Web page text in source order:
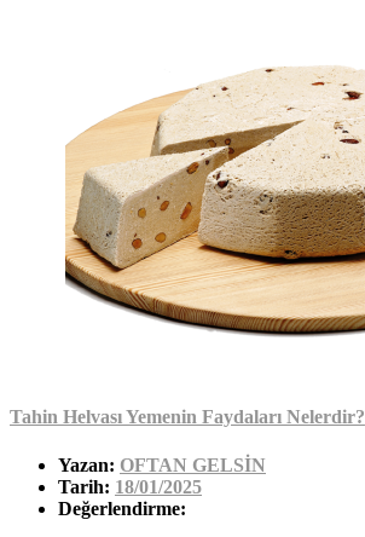
Tahin Helvası Yemenin Faydaları Nelerdir?
Yazan: OFTAN GELSİN
Tarih: 18/01/2025
Değerlendirme: